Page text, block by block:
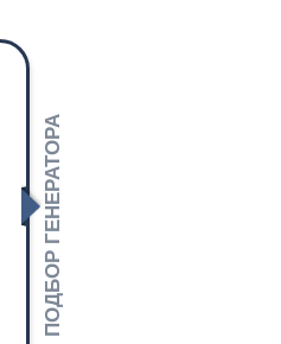
ПОДБОР ГЕНЕРАТОРА